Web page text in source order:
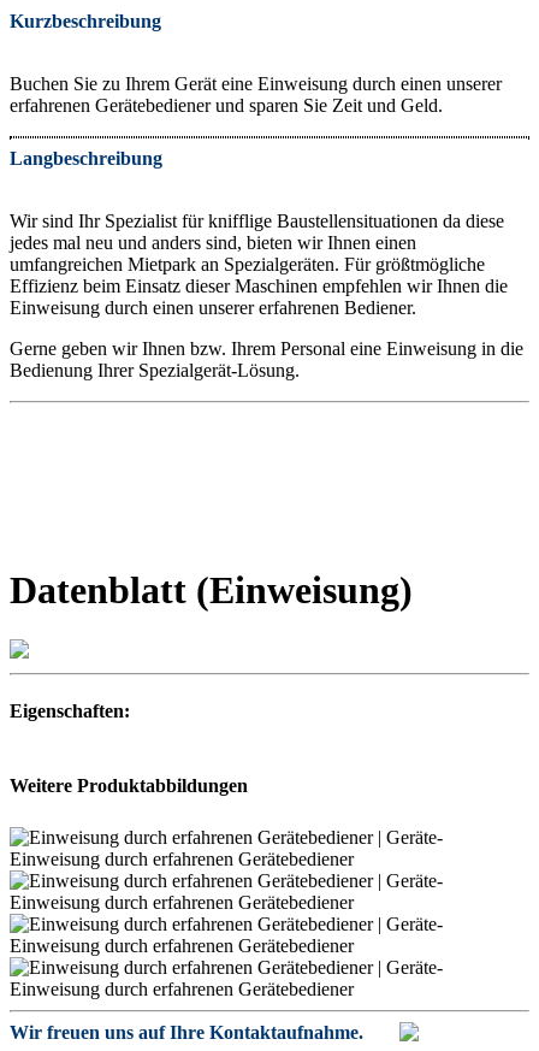
Kurzbeschreibung
Buchen Sie zu Ihrem Gerät eine Einweisung durch einen unserer
erfahrenen Gerätebediener und sparen Sie Zeit und Geld.
Langbeschreibung
Wir sind Ihr Spezialist für knifflige Baustellensituationen da diese
jedes mal neu und anders sind, bieten wir Ihnen einen
umfangreichen Mietpark an Spezialgeräten. Für größtmögliche
Effizienz beim Einsatz dieser Maschinen empfehlen wir Ihnen die
Einweisung durch einen unserer erfahrenen Bediener.
Gerne geben wir Ihnen bzw. Ihrem Personal eine Einweisung in die
Bedienung Ihrer Spezialgerät-Lösung.
Datenblatt (Einweisung)
Eigenschaften:
Weitere Produktabbildungen
Wir freuen uns auf Ihre Kontaktaufnahme.